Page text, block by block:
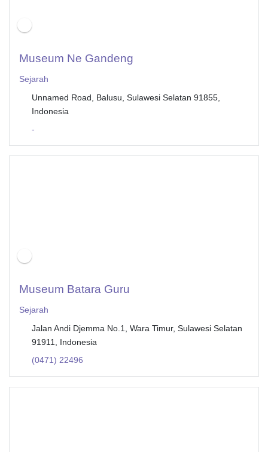
Museum Ne Gandeng
Sejarah
Unnamed Road, Balusu, Sulawesi Selatan 91855,
Indonesia
-
Museum Batara Guru
Sejarah
Jalan Andi Djemma No.1, Wara Timur, Sulawesi Selatan
91911, Indonesia
(0471) 22496